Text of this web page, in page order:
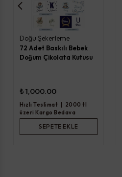
Doğu Şekerleme
72 Adet Baskılı Bebek
Doğum Çikolata Kutusu
₺ 1,000.00
Hızlı Teslimat | 2000 tl
üzeri Kargo Bedava
SEPETE EKLE